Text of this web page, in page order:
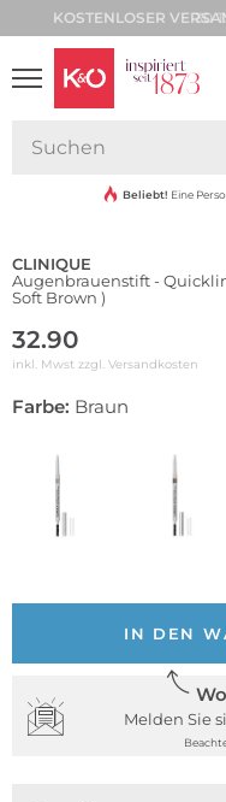
30
VIBES
Beliebt! Eine
CLINIQUE
Augenbrauenstift -
Soft Brown )
32.90
inkl. Mwst zzgl. Versandkosten
Farbe: Braun
IN DEN
Melden Sie